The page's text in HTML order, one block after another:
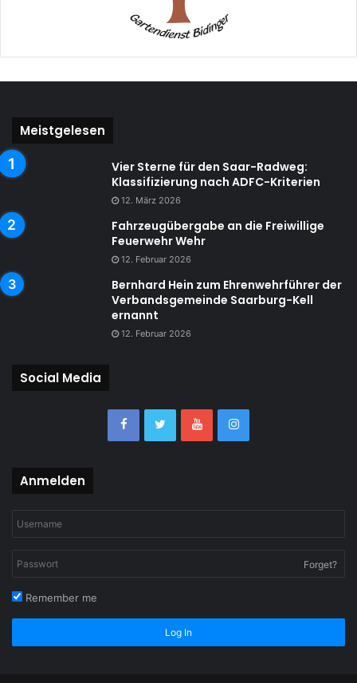
Meistgelesen
Vier Sterne für den Saar-Radweg:
Klassifizierung nach ADFC-Kriterien
12. März 2026
Fahrzeugübergabe an die Freiwillige
Feuerwehr Wehr
12. Februar 2026
Bernhard Hein zum Ehrenwehrführer der
Verbandsgemeinde Saarburg-Kell
ernannt
12. Februar 2026
Social Media
Anmelden
Forget?
Remember me
Log In